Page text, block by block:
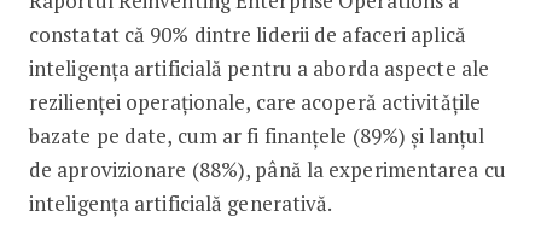
constatat că 90% dintre liderii de afaceri aplică
inteligența artificială pentru a aborda aspecte ale
rezilienței operaționale, care acoperă activitățile
bazate pe date, cum ar fi finanțele (89%) și lanțul
de aprovizionare (88%), până la experimentarea cu
inteligența artificială generativă.